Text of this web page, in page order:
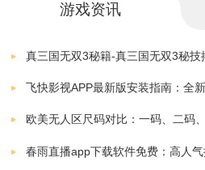
《下一层封魔塔》游戏体验：
2)宝箱掉落系统，奖励丰厚，
游戏资讯